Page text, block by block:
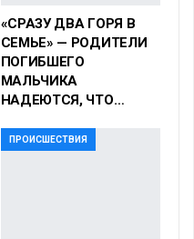
«СРАЗУ ДВА ГОРЯ В
СЕМЬЕ» — РОДИТЕЛИ
ПОГИБШЕГО
МАЛЬЧИКА
НАДЕЮТСЯ, ЧТО…
ПРОИСШЕСТВИЯ